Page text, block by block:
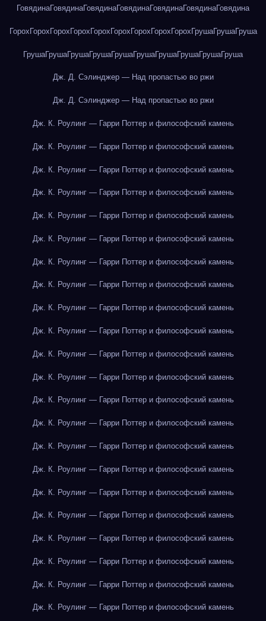
ГовядинаГовядинаГовядинаГовядинаГовядинаГовядинаГовядина
Горох Горох Горох Горох Горох Горох Горох Горох Горох ГрушаГрушаГруша
ГрушаГрушаГрушаГрушаГрушаГрушаГрушаГрушаГрушаГруша
Дж. Д. Сэлинджер — Над пропастью во ржи
Дж. Д. Сэлинджер — Над пропастью во ржи
Дж. К. Роулинг — Гарри Поттер и философский камень
Дж. К. Роулинг — Гарри Поттер и философский камень
Дж. К. Роулинг — Гарри Поттер и философский камень
Дж. К. Роулинг — Гарри Поттер и философский камень
Дж. К. Роулинг — Гарри Поттер и философский камень
Дж. К. Роулинг — Гарри Поттер и философский камень
Дж. К. Роулинг — Гарри Поттер и философский камень
Дж. К. Роулинг — Гарри Поттер и философский камень
Дж. К. Роулинг — Гарри Поттер и философский камень
Дж. К. Роулинг — Гарри Поттер и философский камень
Дж. К. Роулинг — Гарри Поттер и философский камень
Дж. К. Роулинг — Гарри Поттер и философский камень
Дж. К. Роулинг — Гарри Поттер и философский камень
Дж. К. Роулинг — Гарри Поттер и философский камень
Дж. К. Роулинг — Гарри Поттер и философский камень
Дж. К. Роулинг — Гарри Поттер и философский камень
Дж. К. Роулинг — Гарри Поттер и философский камень
Дж. К. Роулинг — Гарри Поттер и философский камень
Дж. К. Роулинг — Гарри Поттер и философский камень
Дж. К. Роулинг — Гарри Поттер и философский камень
Дж. К. Роулинг — Гарри Поттер и философский камень
Дж. К. Роулинг — Гарри Поттер и философский камень